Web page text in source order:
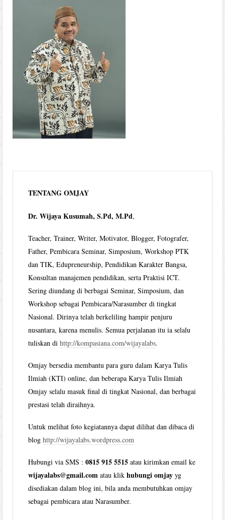
TENTANG OMJAY
Dr. Wijaya Kusumah, S.Pd, M.Pd,
Teacher, Trainer, Writer, Motivator, Blogger, Fotografer,
Father, Pembicara Seminar, Simposium, Workshop PTK
dan TIK, Edupreneurship, Pendidikan Karakter Bangsa,
Konsultan manajemen pendidikan, serta Praktisi ICT.
Sering diundang di berbagai Seminar, Simposium, dan
Workshop sebagai Pembicara/Narasumber di tingkat
Nasional. Dirinya telah berkeliling hampir penjuru
nusantara, karena menulis. Semua perjalanan itu ia selalu
tuliskan dihttp://kompasiana.com/wijayalabs.
Omjay bersedia membantu para guru dalam Karya Tulis
Ilmiah (KTI) online, dan beberapa Karya Tulis Ilmiah
Omjay selalu masuk final di tingkat Nasional, dan berbagai
prestasi telah diraihnya.
Untuk melihat foto kegiatannya dapat dilihat dan dibaca di
bloghttp://wijayalabs.wordpress.com
Hubungi via SMS :0815 915 5515 atau kirimkan email ke
wijayalabs@gmail.com atau klikhubungi omjay yg
disediakan dalam blog ini, bila anda membutuhkan omjay
sebagai pembicara atau Narasumber.